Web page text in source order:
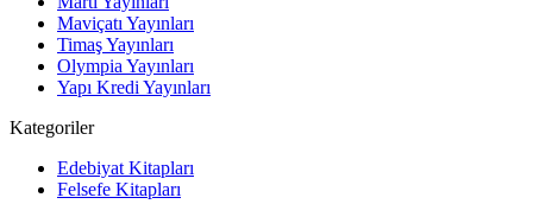
Maviçatı Yayınları
Timaş Yayınları
Olympia Yayınları
Yapı Kredi Yayınları
Kategoriler
Edebiyat Kitapları
Felsefe Kitapları